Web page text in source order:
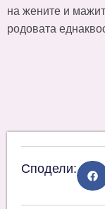
на жените и
родовата
Сподели: